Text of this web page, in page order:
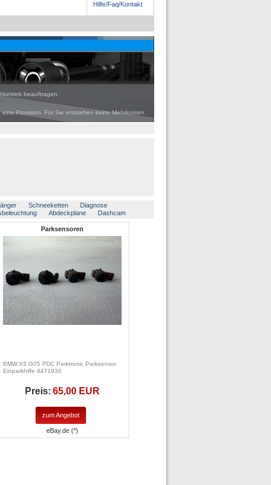
Hilfe/Faq/Kontakt
beauftragen.
Provision. Für Sie entstehen keine Mehrkosten.
Schneeketten
Diagnose
Abdeckplane Dashcam
Parksensoren
BMW X5 G05 PDC Parktronic Parksensor
Einparkhilfe 9471930
Preis: 65,00 EUR
zum Angebot
eBay.de (*)